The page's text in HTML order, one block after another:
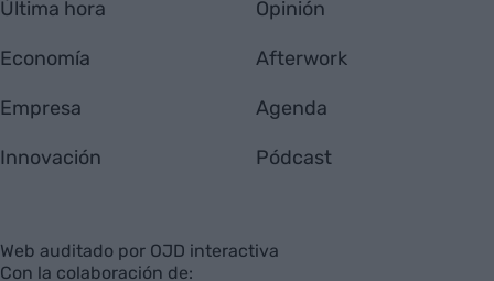
Última hora
Economía
Empresa
Innovación
Opinión
Afterwork
Agenda
Pódcast
Web auditado por OJD interactiva
Con la colaboración de: